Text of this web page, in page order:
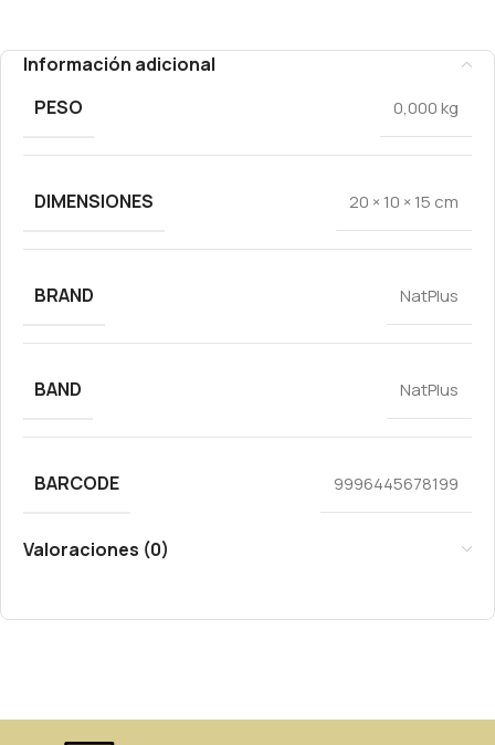
Información adicional
PESO
0,000 kg
DIMENSIONES 20 × 10 × 15 cm
BRAND NatPlus
BAND NatPlus
BARCODE 9996445678199
Valoraciones (0)